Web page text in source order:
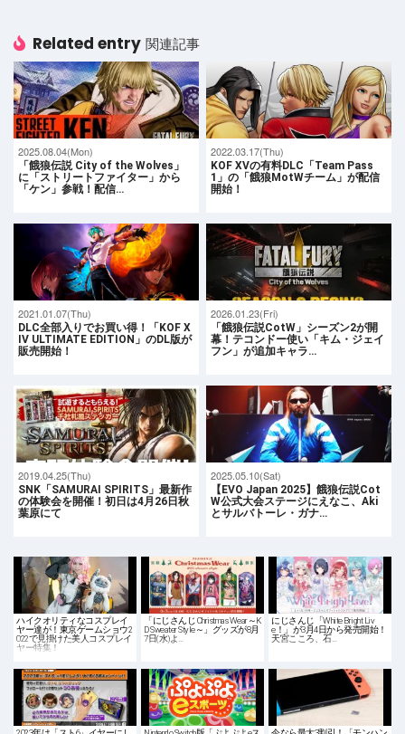
Related entry 関連記事
2025.08.04(Mon)
「餓狼伝説 City of the Wolves」
に「ストリートファイター」から
「ケン」参戦！配信…
2022.03.17(Thu)
KOF XVの有料DLC「Team Pass
1」の「餓狼MotWチーム」が配信
開始！
2021.01.07(Thu)
DLC全部入りでお買い得！「KOF X
IV ULTIMATE EDITION」のDL版が
販売開始！
2026.01.23(Fri)
「餓狼伝説CotW」シーズン2が開
幕！テコンドー使い「キム・ジェイ
フン」が追加キャラ…
2019.04.25(Thu)
SNK「SAMURAI SPIRITS」最新作
の体験会を開催！初日は4月26日秋
葉原にて
2025.05.10(Sat)
【EVO Japan 2025】餓狼伝説Cot
W公式大会ステージにえなこ、Aki
とサルバトーレ・ガナ…
ハイクオリティなコスプレイ
ヤー達が！東京ゲームショウ2
022で見掛けた美人コスプレイ
ヤー特集！
「にじさんじ Christmas Wear～K
D Sweater Style～」グッズが8月
7日(水)よ…
にじさんじ「White Bright Liv
e！」が3月4日から発売開始！
天宮こころ、石…